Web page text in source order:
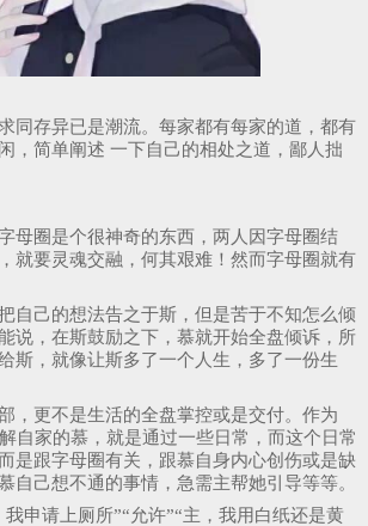
同存异已是潮流。每家都有每家的道，都有
，简单阐述 一下自己的相处之道，鄙人拙
母圈是个很神奇的东西，两人因字母圈结
就要灵魂交融，何其艰难！然而字母圈就有
自己的想法告之于斯，但是苦于不知怎么倾
说，在斯鼓励之下，慕就开始全盘倾诉，所
斯，就像让斯多了一个人生，多了一份生
，更不是生活的全盘掌控或是交付。作为
自家的慕，就是通过一些日常，而这个日常
是跟字母圈有关，跟慕自身内心创伤或是缺
自己想不通的事情，急需主帮她引导等等。
申请上厕所”“允许”“主，我用白纸还是黄